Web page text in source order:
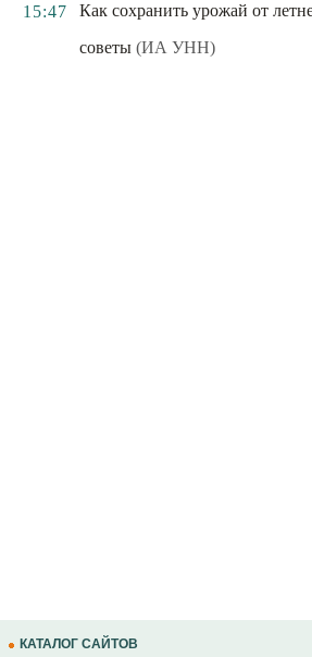
15:47
Как сохранить урожай от
советы (ИА УНН)
КАТАЛОГ САЙТОВ